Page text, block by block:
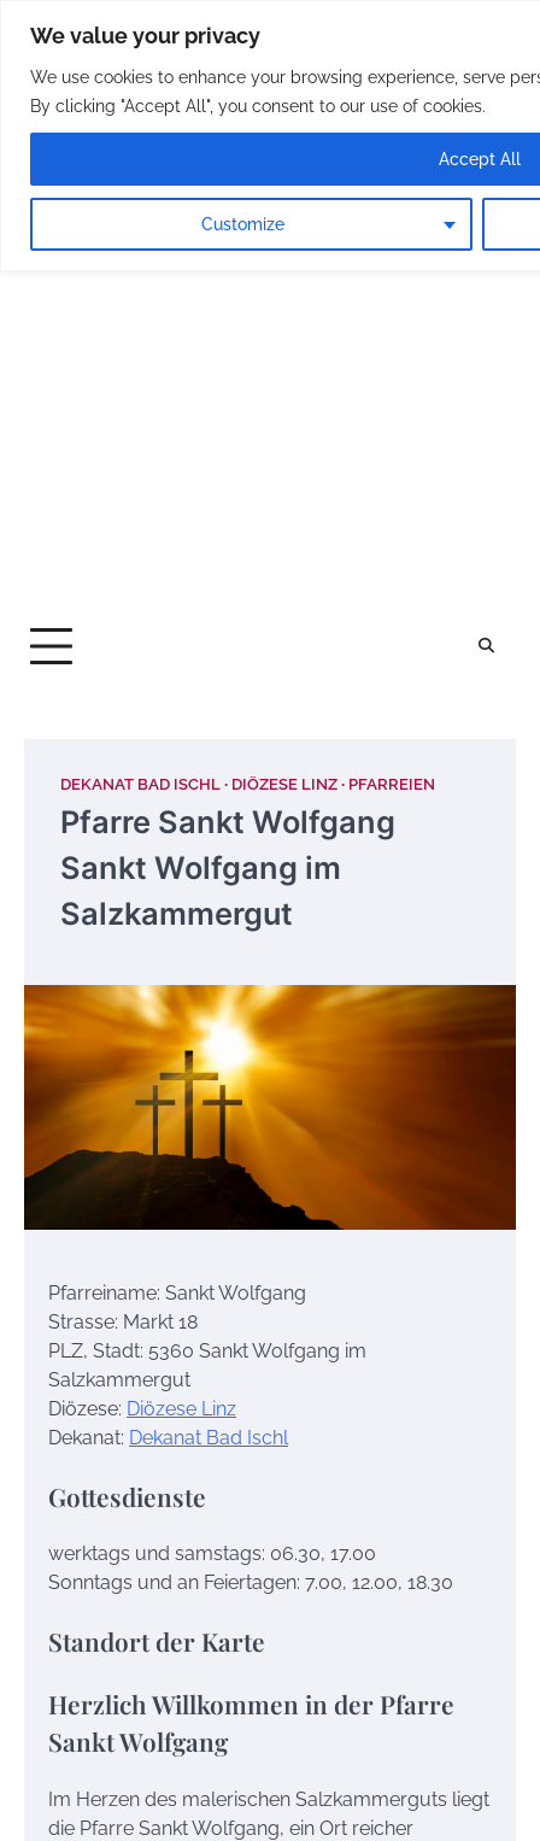
We value your privacy
We use cookies to enhance your browsing experience, serve
By clicking "Accept All", you consent to our use of cookies.
Customize
Accept All
content
Osterreichische Pfarreie
DEKANAT BAD ISCHL DIÖZESE LINZ PFARREIEN
Pfarre Sankt Wolfgang
Sankt Wolfgang im
Salzkammergut
Pfarreiname: Sankt Wolfgang
Strasse: Markt 18
PLZ, Stadt: 5360 Sankt Wolfgang im
Salzkammergut
Diözese: Diözese Linz
Dekanat: Dekanat Bad Ischl
Gottesdienste
werktags und samstags: 06.30, 17.00
Sonntags und an Feiertagen: 7.00, 12.00, 18.30
Standort der Karte
Herzlich Willkommen in der Pfarre
Sankt Wolfgang
Im Herzen des malerischen Salzkammerguts liegt
die Pfarre Sankt Wolfgang, ein Ort reicher